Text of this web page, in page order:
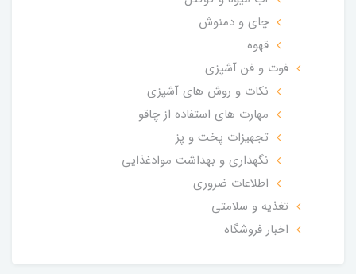
چای و دمنوش
قهوه
فوت و فن آشپزی
نکات و روش های آشپزی
مهارت های استفاده از چاقو
تجهیزات پخت و پز
نگهداری و بهداشت موادغذایی
اطلاعات ضروری
تغذیه و سلامتی
اخبار فروشگاه